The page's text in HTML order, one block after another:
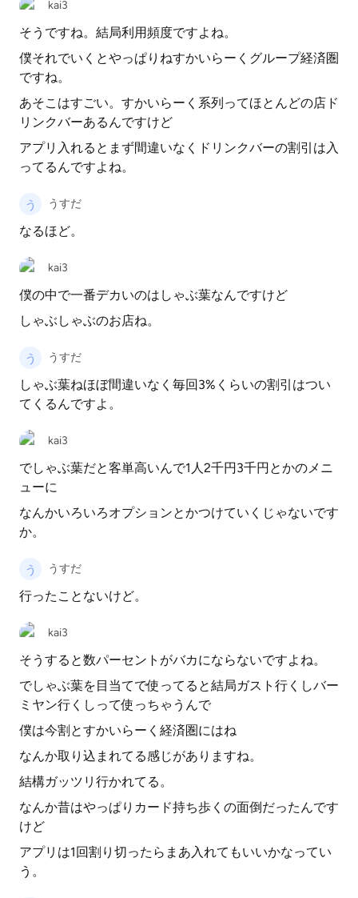
kai3
そうですね。結局利用頻度ですよね。
僕それでいくとやっぱりねすかいらーくグループ経済圏
ですね。
あそこはすごい。すかいらーく系列ってほとんどの店ド
リンクバーあるんですけど
アプリ入れるとまず間違いなくドリンクバーの割引は入
ってるんですよね。
うすだ
なるほど。
kai3
僕の中で一番デカいのはしゃぶ葉なんですけど
しゃぶしゃぶのお店ね。
うすだ
しゃぶ葉ねほぼ間違いなく毎回3%くらいの割引はつい
てくるんですよ。
kai3
でしゃぶ葉だと客単高いんで1人2千円3千円とかのメニ
ューに
なんかいろいろオプションとかつけていくじゃないです
か。
うすだ
行ったことないけど。
kai3
そうすると数パーセントがバカにならないですよね。
でしゃぶ葉を目当てで使ってると結局ガスト行くしバー
ミヤン行くしって使っちゃうんで
僕は今割とすかいらーく経済圏にはね
なんか取り込まれてる感じがありますね。
結構ガッツリ行かれてる。
なんか昔はやっぱりカード持ち歩くの面倒だったんです
けど
アプリは1回割り切ったらまあ入れてもいいかなってい
う。